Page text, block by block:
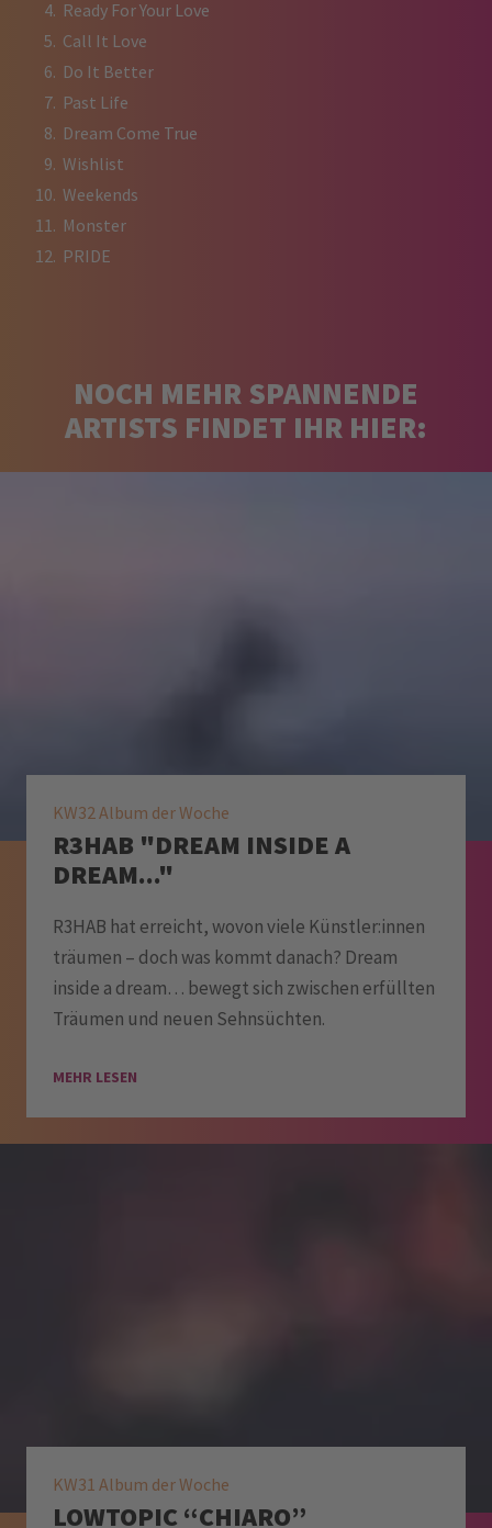
Ready For Your Love
⁠Call It Love
Do It Better
Past Life
Dream Come True
Wishlist
Weekends
Monster
PRIDE
NOCH MEHR SPANNENDE
ARTISTS FINDET IHR HIER:
KW32 Album der Woche
R3HAB "DREAM INSIDE A
DREAM..."
R3HAB hat erreicht, wovon viele Künstler:innen
träumen – doch was kommt danach? Dream
inside a dream… bewegt sich zwischen erfüllten
Träumen und neuen Sehnsüchten.
MEHR LESEN
KW31 Album der Woche
LOWTOPIC “CHIARO”